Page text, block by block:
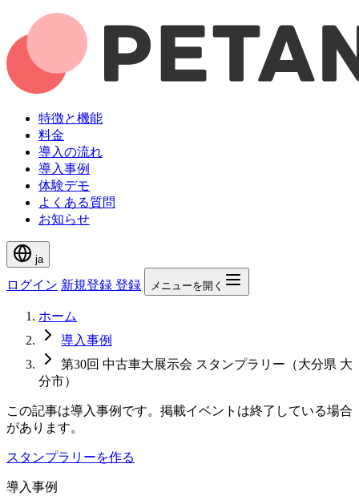
特徴と機能
料金
導入の流れ
導入事例
体験デモ
よくある質問
お知らせ
ja
ログイン 新規登録 登録 メニューを開く
ホーム
導入事例
第30回 中古車大展示会 スタンプラリー（大分県 大
分市）
この記事は導入事例です。掲載イベントは終了している場合
があります。
スタンプラリーを作る
導入事例